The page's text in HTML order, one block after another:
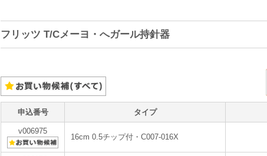
フリッツ T/Cメーヨ・へガール持針器
申込番号 タイプ
v006975
16cm 0.5チップ付・C007-016X